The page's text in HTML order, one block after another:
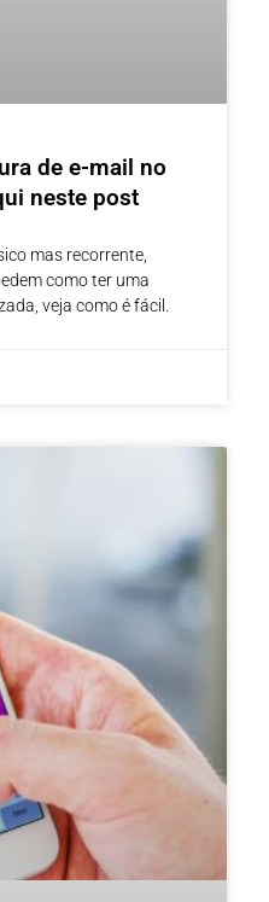
de e-mail no
neste post
mas recorrente,
como ter uma
veja como é fácil.